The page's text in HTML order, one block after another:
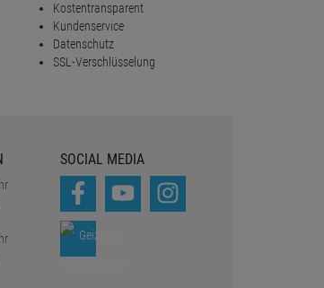
Kostentransparent
Kundenservice
Datenschutz
SSL-Verschlüsselung
SOCIAL MEDIA